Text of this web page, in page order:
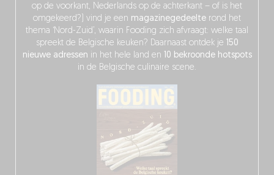
op de voorkant, Nederlands op de achterkant – of is het
omgekeerd?) vind je een magazinegedeelte rond het
thema ‘Nord-Zuid’, waarin Fooding zich afvraagt: welke taal
spreekt de Belgische keuken? Daarnaast ontdek je 150
nieuwe adressen in het hele land en 10 bekroonde hotspots
in de Belgische culinaire scene.